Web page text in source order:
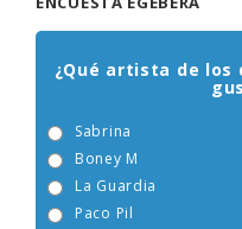
¿Qué artista de los
Sabrina
Boney M
La Guardia
Paco Pil